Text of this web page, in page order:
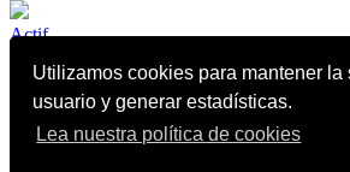
Utilizamos cookies para mantener la
usuario y generar estadísticas.
Lea nuestra política de cookies
Actif
🇩🇿🔝BI